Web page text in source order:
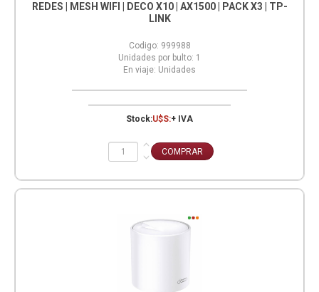
REDES | MESH WIFI | DECO X10 | AX1500 | PACK X3 | TP-
LINK
Codigo: 999988
Unidades por bulto: 1
En viaje: Unidades
Stock:U$S:+ IVA